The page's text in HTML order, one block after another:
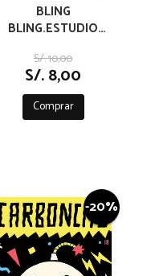
BLING
BLING.ESTUDIO
S/. 10,00
S/. 8,00
Comprar
-20%